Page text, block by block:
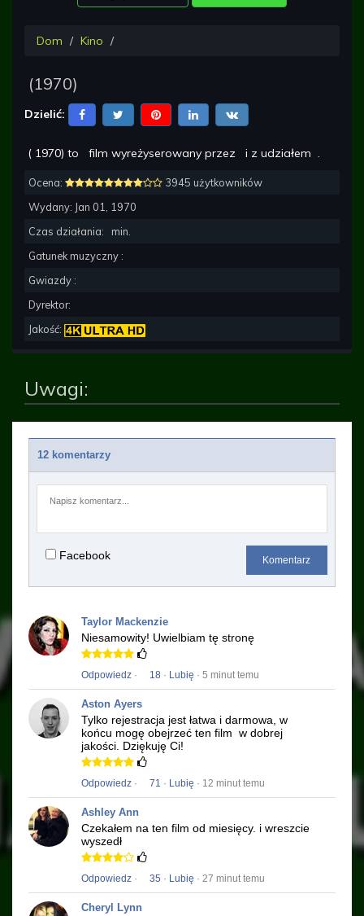
Dom Kino
(1970)
Dzielić:
( 1970) to film wyreżyserowany przez i z udziałem .
Ocena:
3945 użytkowników
Wydany: Jan 01, 1970
Czas działania:
min.
Gatunek muzyczny :
Gwiazdy :
Dyrektor:
Jakość:
Uwagi:
12 komentarzy
Facebook Komentarz
Taylor Mackenzie
Niesamowity! Uwielbiam tę stronę
Odpowiedz · 18 · Lubię · 5 minut temu
Aston Ayers
Tylko rejestracja jest łatwa i darmowa, w
końcu mogę obejrzeć ten film w dobrej
jakości. Dziękuję Ci!
Odpowiedz · 71 · Lubię · 12 minut temu
Ashley Ann
Czekałem na ten film od miesięcy. i wreszcie
wyszedł
Odpowiedz · 35 · Lubię · 27 minut temu
Cheryl Lynn